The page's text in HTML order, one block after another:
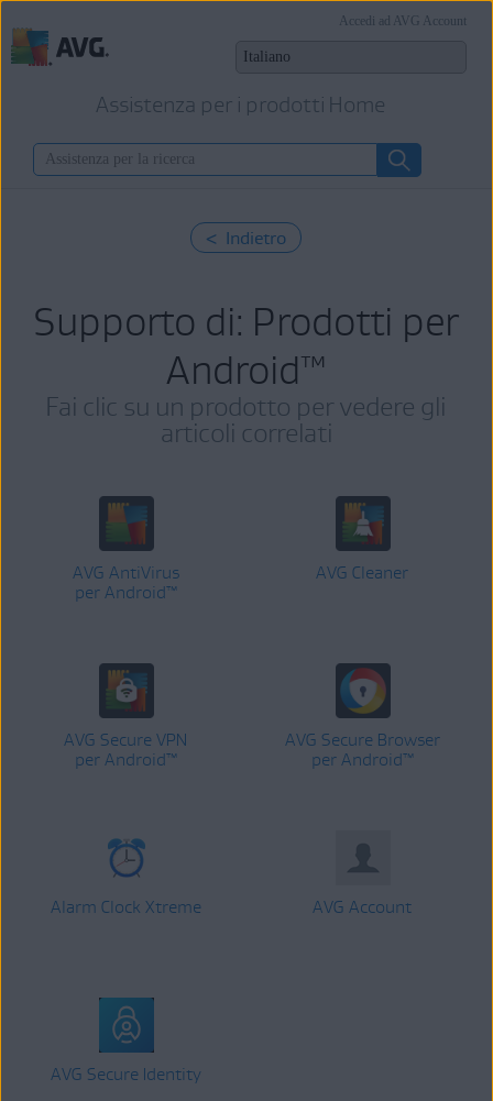
Assistenza per i prodotti Home
Accedi ad AVG Account
< Indietro
Supporto di: Prodotti per
Android™
Fai clic su un prodotto per vedere gli
articoli correlati
AVG AntiVirus
per Android™
AVG Cleaner
AVG Secure VPN
per Android™
AVG Secure Browser
per Android™
Alarm Clock Xtreme AVG Account
AVG Secure Identity